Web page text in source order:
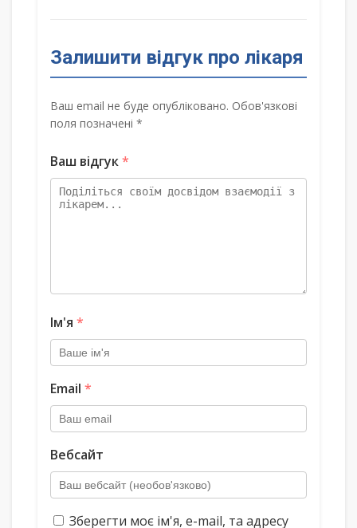
Залишити відгук про лікаря
Ваш email не буде опубліковано. Обов'язкові
поля позначені *
Ваш відгук*
Ім'я *
Email *
Вебсайт
Зберегти моє ім'я, e-mail, та адресу